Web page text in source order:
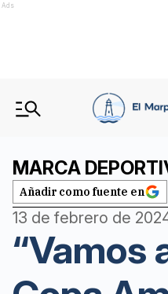
Ads
MARCA
Añadir como fuente en
13 de febrero de
“Vamos